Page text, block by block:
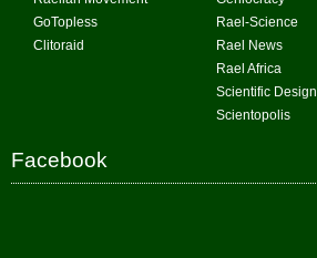
GoTopless
Clitoraid
Rael-Science
Rael News
Rael Africa
Scientific Design
Scientopolis
Facebook